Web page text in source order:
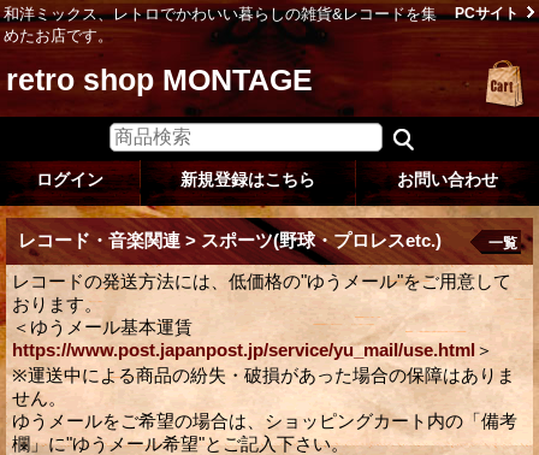
和洋ミックス、レトロでかわいい暮らしの雑貨&レコードを集
めたお店です。
PCサイト
retro shop MONTAGE
ログイン 新規登録はこちら お問い合わせ
レコード・音楽関連 > スポーツ(野球・プロレスetc.)
レコードの発送方法には、低価格の"ゆうメール"をご用意して
おります。
＜ゆうメール基本運賃
https://www.post.japanpost.jp/service/yu_mail/use.html＞
※運送中による商品の紛失・破損があった場合の保障はありま
せん。
ゆうメールをご希望の場合は、ショッピングカート内の「備考
欄」に"ゆうメール希望"とご記入下さい。
一覧